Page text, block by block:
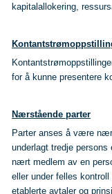
kapitalallokering,
for å kunne presentere
Nærstående parter
Parter anses å være
underlagt tredje
nært medlem av en
eller under felles
etablerte avtaler og